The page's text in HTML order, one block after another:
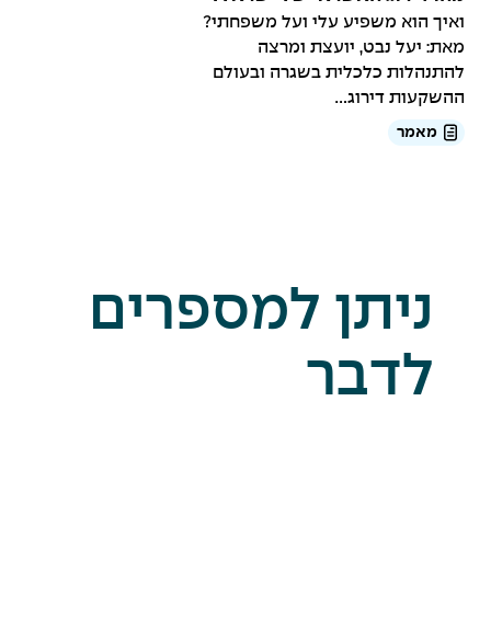
ואיך הוא משפיע עלי ועל משפחתי?
מאת: יעל נבט, יועצת ומרצה
להתנהלות כלכלית בשגרה ובעולם
ההשקעות דירוג...
מאמר
ניתן למספרים
לדבר